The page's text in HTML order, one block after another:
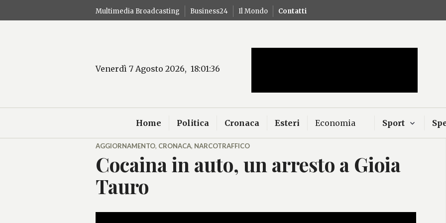
al
Multimedia Broadcasting Business24 Il Mondo Contatti
Venerdì 7 Agosto 2026, 18:01:37
news
Home Politica Cronaca Esteri Economia Sport
AGGIORNAMENTO, CRONACA, NARCOTRAFFICO
Cocaina in auto, un arresto a Gioia
Tauro